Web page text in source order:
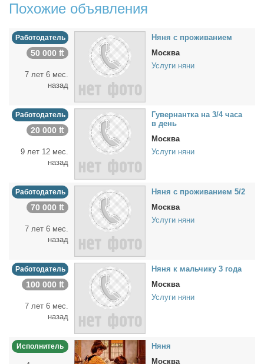
Похожие объявления
Работодатель
50 000 ₶
7 лет 6 мес.
назад
Ня­ня с про­жи­ва­ни­ем
Москва
Услуги няни
Работодатель
20 000 ₶
9 лет 12 мес.
назад
Гу­вер­нант­ка на 3/4 ча­са
в день
Москва
Услуги няни
Работодатель
70 000 ₶
7 лет 6 мес.
назад
Ня­ня с про­жи­ва­ни­ем 5/2
Москва
Услуги няни
Работодатель
100 000 ₶
7 лет 6 мес.
назад
Ня­ня к маль­чи­ку 3 го­да
Москва
Услуги няни
Исполнитель
Ня­ня
Москва